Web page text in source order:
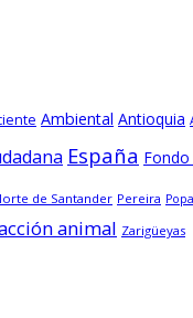
Ambiental Antioquia
España
de Santander Pereira
animal Zarigüeyas